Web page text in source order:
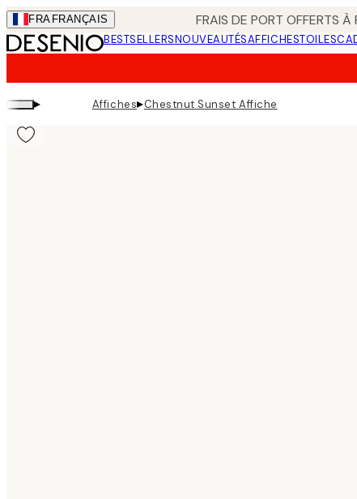
Skip
to
main
FRA FRANÇAIS FRAIS DE PORT OFFERTS
BESTSELLERSNOUVEAUTÉSAFFICHESTOILES
▸ Affiches▸Chestnut Sunset Affiche